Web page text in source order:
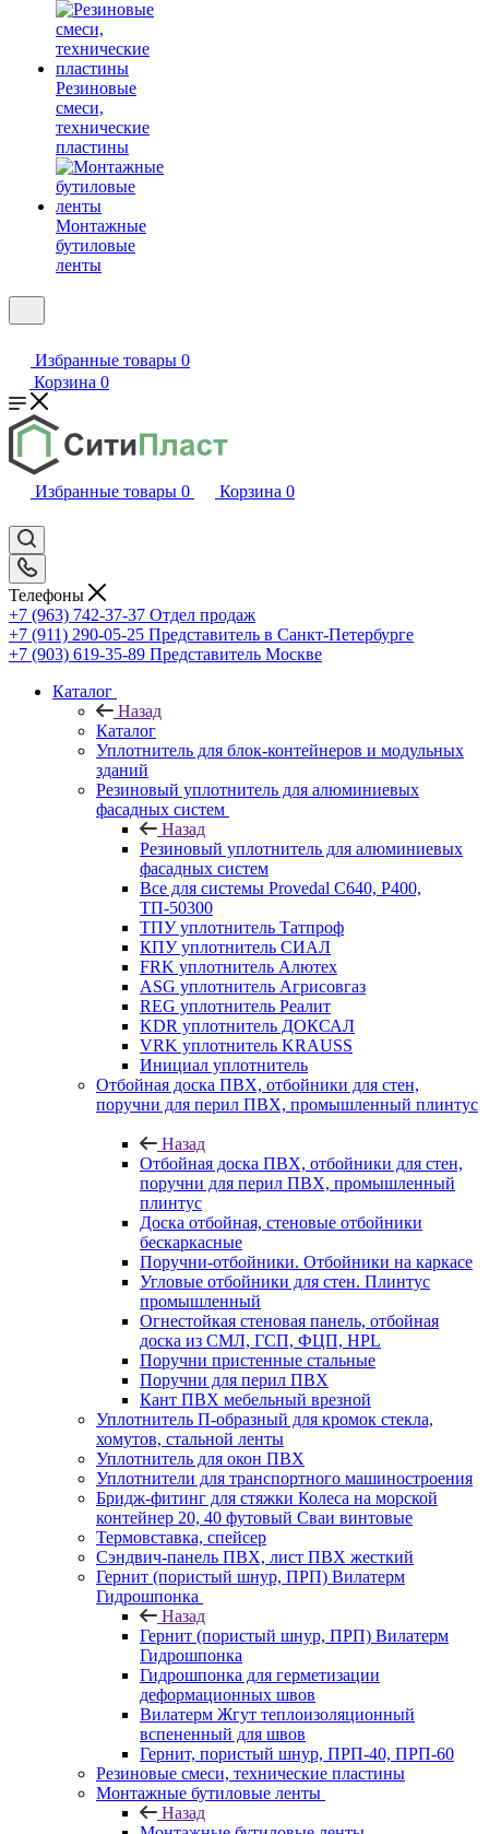
Резиновые
смеси,
технические
пластины
Монтажные
бутиловые
ленты
Избранные товары 0
Корзина 0
Избранные товары 0 Корзина 0
Телефоны
+7 (963) 742-37-37 Отдел продаж
+7 (911) 290-05-25 Представитель в Санкт-Петербурге
+7 (903) 619-35-89 Представитель Москве
Каталог
Назад
Каталог
Уплотнитель для блок-контейнеров и модульных
зданий
Резиновый уплотнитель для алюминиевых
фасадных систем
Назад
Резиновый уплотнитель для алюминиевых
фасадных систем
Все для системы Provedal С640, Р400,
ТП-50300
ТПУ уплотнитель Татпроф
КПУ уплотнитель СИАЛ
FRK уплотнитель Алютех
ASG уплотнитель Агрисовгаз
REG уплотнитель Реалит
KDR уплотнитель ДОКСАЛ
VRK уплотнитель KRAUSS
Инициал уплотнитель
Отбойная доска ПВХ, отбойники для стен,
поручни для перил ПВХ, промышленный плинтус
Назад
Отбойная доска ПВХ, отбойники для стен,
поручни для перил ПВХ, промышленный
плинтус
Доска отбойная, стеновые отбойники
бескаркасные
Поручни-отбойники. Отбойники на каркасе
Угловые отбойники для стен. Плинтус
промышленный
Огнестойкая стеновая панель, отбойная
доска из СМЛ, ГСП, ФЦП, HPL
Поручни пристенные стальные
Поручни для перил ПВХ
Кант ПВХ мебельный врезной
Уплотнитель П-образный для кромок стекла,
хомутов, стальной ленты
Уплотнитель для окон ПВХ
Уплотнители для транспортного машиностроения
Бридж-фитинг для стяжки Колеса на морской
контейнер 20, 40 футовый Сваи винтовые
Термовставка, спейсер
Сэндвич-панель ПВХ, лист ПВХ жесткий
Гернит (пористый шнур, ПРП) Вилатерм
Гидрошпонка
Назад
Гернит (пористый шнур, ПРП) Вилатерм
Гидрошпонка
Гидрошпонка для герметизации
деформационных швов
Вилатерм Жгут теплоизоляционный
вспененный для швов
Гернит, пористый шнур, ПРП-40, ПРП-60
Резиновые смеси, технические пластины
Монтажные бутиловые ленты
Назад